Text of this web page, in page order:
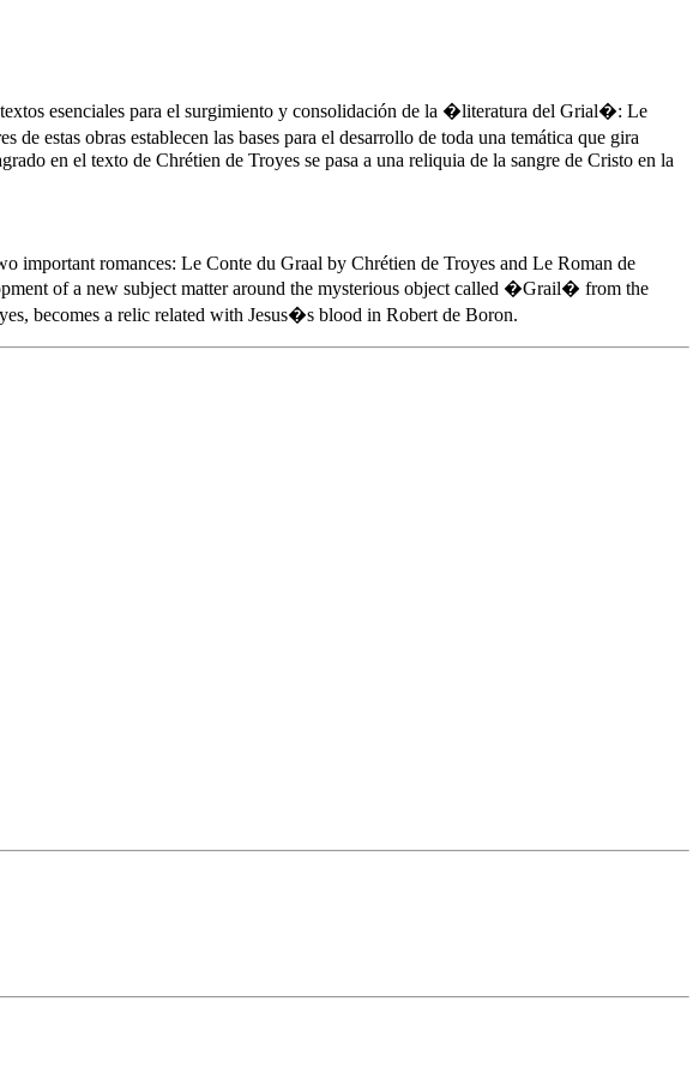
esenciales para el surgimiento y consolidación de la �literatura del Grial�: Le
estas obras establecen las bases para el desarrollo de toda una temática que gira
en el texto de Chrétien de Troyes se pasa a una reliquia de la sangre de Cristo en la
important romances: Le Conte du Graal by Chrétien de Troyes and Le Roman de
of a new subject matter around the mysterious object called �Grail� from the
becomes a relic related with Jesus�s blood in Robert de Boron.